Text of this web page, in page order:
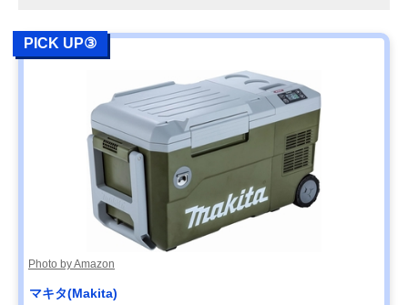
PICK UP③
Photo by Amazon
マキタ(Makita)